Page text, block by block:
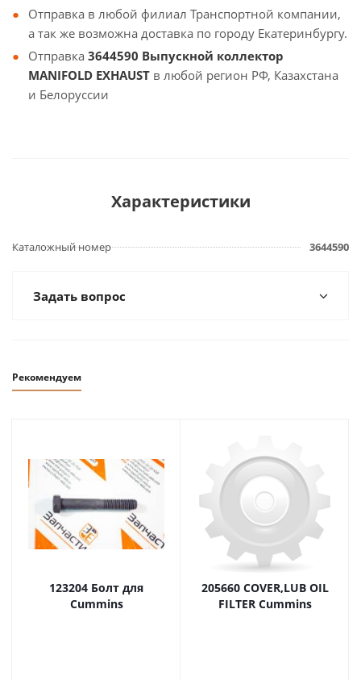
Отправка в любой филиал Транспортной компании,
а так же возможна доставка по городу Екатеринбургу.
Отправка 3644590 Выпускной коллектор
MANIFOLD EXHAUST в любой регион РФ, Казахстана
и Белоруссии
Характеристики
Каталожный номер 3644590
Задать вопрос
Рекомендуем
123204 Болт для
Cummins
205660 COVER,LUB OIL
FILTER Cummins